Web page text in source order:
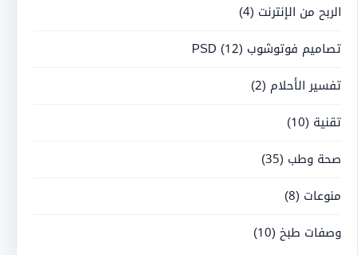
الربح من الإنترنت (4)
تصاميم فوتوشوب PSD (12)
تفسير الأحلام (2)
تقنية (10)
صحة وطب (35)
منوعات (8)
وصفات طبخ (10)